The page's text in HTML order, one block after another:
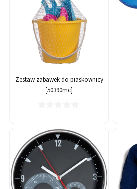
Zestaw zabawek do piaskownicy
[50390mc]